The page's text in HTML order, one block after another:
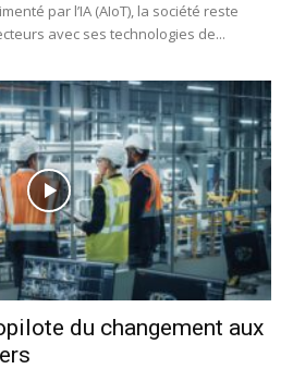
par l’IA (AIoT), la société reste
avec ses technologies de...
du changement aux